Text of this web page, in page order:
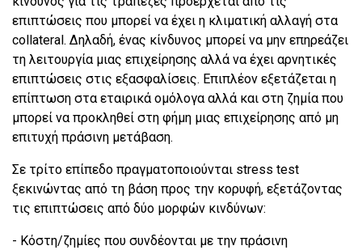
επιπτώσεις που μπορεί να έχει η κλιματική αλλαγή στα
collateral. Δηλαδή, ένας κίνδυνος μπορεί να μην επηρεάζει
τη λειτουργία μιας επιχείρησης αλλά να έχει αρνητικές
επιπτώσεις στις εξασφαλίσεις. Επιπλέον εξετάζεται η
επίπτωση στα εταιρικά ομόλογα αλλά και στη ζημία που
μπορεί να προκληθεί στη φήμη μιας επιχείρησης από μη
επιτυχή πράσινη μετάβαση.
Σε τρίτο επίπεδο πραγματοποιούνται stress test
ξεκινώντας από τη βάση προς την κορυφή, εξετάζοντας
τις επιπτώσεις από δύο μορφών κινδύνων:
- Κόστη/ζημίες που συνδέονται με την πράσινη